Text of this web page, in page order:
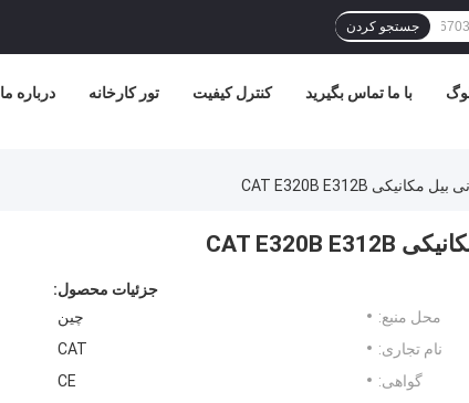
جستجو کردن
درباره ما تور کارخانه کنترل کیفیت با ما تماس بگیرید
جزئیات محصول:
محل منبع:
چین
نام تجاری:
CAT
گواهی:
CE